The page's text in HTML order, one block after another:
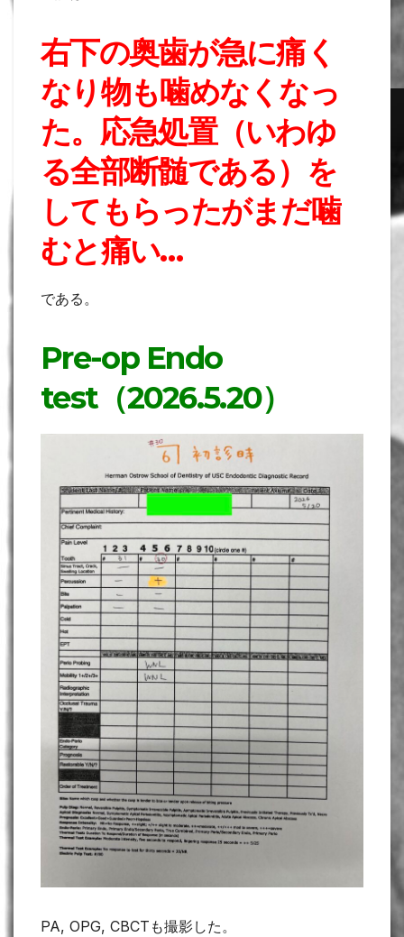
右下の奥歯が急に痛く
なり物も噛めなくなっ
た。応急処置（いわゆ
る全部断髄である）を
してもらったがまだ噛
むと痛い…
である。
Pre-op Endo
test（2026.5.20）
PA, OPG, CBCTも撮影した。